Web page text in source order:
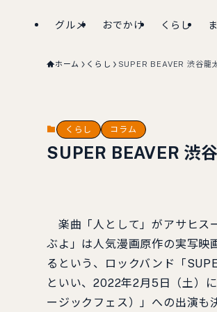
グルメ おでかけ くらし
ホーム くらし SUPER BEAVER 渋谷龍
くらし コラム
SUPER BEAVER 渋
楽曲「人として」がアサヒス
ぶよ」は人気漫画原作の実写映
るという、ロックバンド「
といい、2022年2月5日（土）
ージックフェス）」への出演も